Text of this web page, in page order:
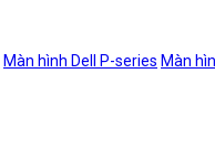
Màn hình Dell P-series Màn